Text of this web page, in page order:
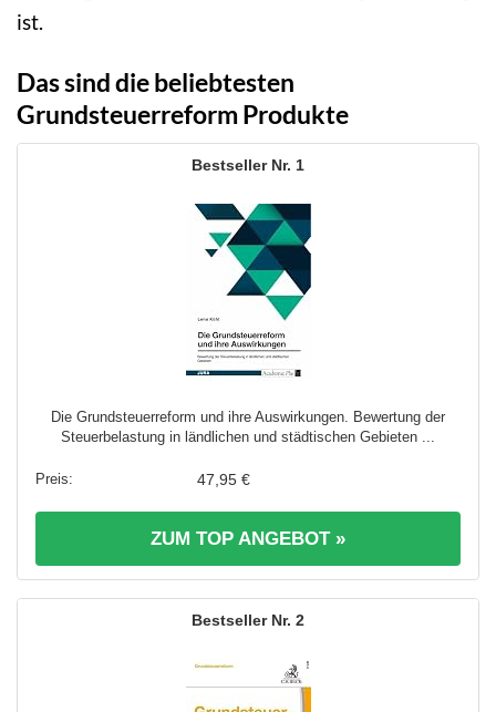
ist.
Das sind die beliebtesten
Grundsteuerreform Produkte
1
Die Grundsteuerreform und ihre Auswirkungen. Bewertung der
Steuerbelastung in ländlichen und städtischen Gebieten ...
47,95 €
ZUM TOP ANGEBOT »
2